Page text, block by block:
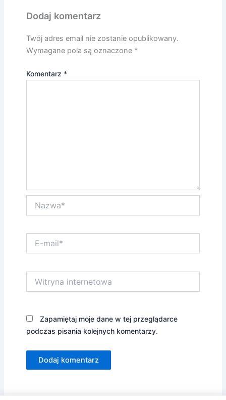
Dodaj komentarz
Twój adres email nie zostanie opublikowany.
Wymagane pola są oznaczone *
Komentarz *
mail*
internetowa
Zapamiętaj moje dane w tej przeglądarce
podczas pisania kolejnych komentarzy.